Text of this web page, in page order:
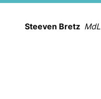
Steeven Bretz MdL